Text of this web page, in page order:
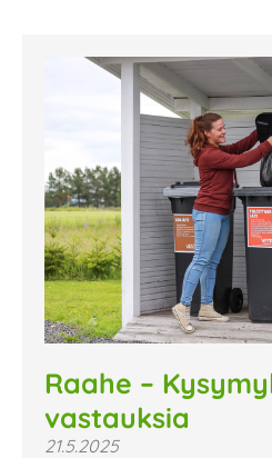
Raahe –
vastauksia
21.5.2025